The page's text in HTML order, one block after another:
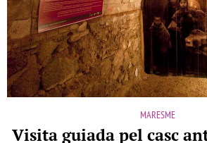
MARESME
Visita guiada pel casc